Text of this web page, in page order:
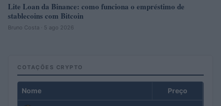
Lite Loan da Binance: como funciona o empréstimo de
stablecoins com Bitcoin
Bruno Costa · 5 ago 2026
COTAÇÕES CRYPTO
Nome Preço